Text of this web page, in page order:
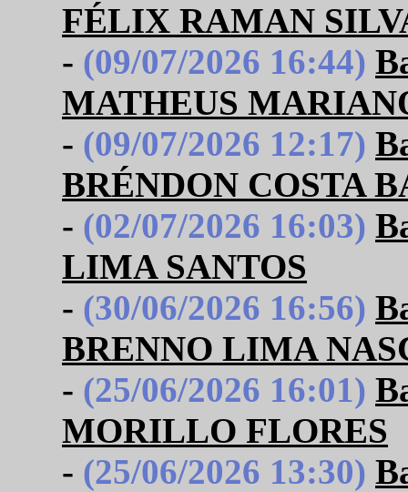
FÉLIX RAMAN
- (09/07/2026 16:44)
MATHEUS
- (09/07/2026 12:17)
BRÉNDON COSTA
- (02/07/2026 16:03)
LIMA SANTOS
- (30/06/2026 16:56)
BRENNO LIMA
- (25/06/2026 16:01)
MORILLO FLORES
- (25/06/2026 13:30)